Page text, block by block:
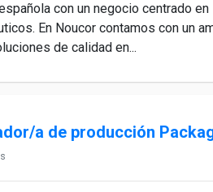
con un negocio centrado
En Noucor contamos con un
de calidad en...
a de producción